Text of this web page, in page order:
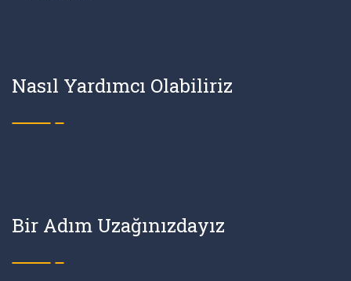
Nasıl Yardımcı Olabiliriz
Bir Adım Uzağınızdayız